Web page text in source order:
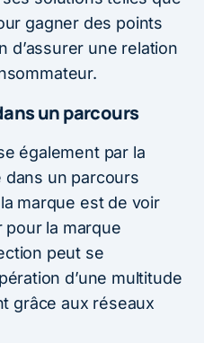
gagner des points
d’assurer une relation
un parcours
également par la
dans un parcours
marque est de voir
pour la marque
peut se
d’une multitude
grâce aux réseaux